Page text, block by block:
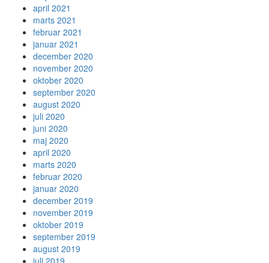
april 2021
marts 2021
februar 2021
januar 2021
december 2020
november 2020
oktober 2020
september 2020
august 2020
juli 2020
juni 2020
maj 2020
april 2020
marts 2020
februar 2020
januar 2020
december 2019
november 2019
oktober 2019
september 2019
august 2019
juli 2019